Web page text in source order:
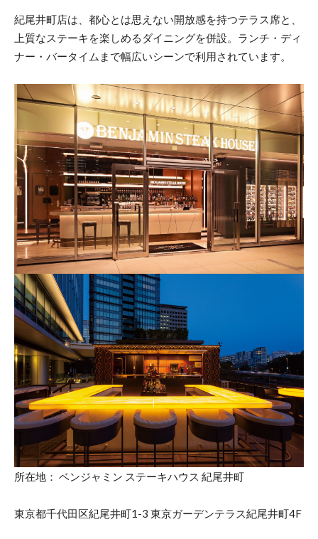
紀尾井町店は、都心とは思えない開放感を持つテラス席と、
上質なステーキを楽しめるダイニングを併設。ランチ・ディ
ナー・バータイムまで幅広いシーンで利用されています。
所在地： ベンジャミン ステーキハウス 紀尾井町
東京都千代田区紀尾井町1-3 東京ガーデンテラス紀尾井町4F